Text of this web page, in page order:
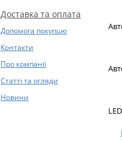
Доставка та оплата
Допомога покупцю
Контакти
Про компанії
Статті та огляди
Новини